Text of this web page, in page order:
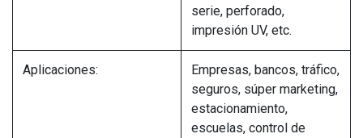
serie, perforado,
impresión UV, etc.
Aplicaciones:
Empresas, bancos, tráfico,
seguros, súper marketing,
estacionamiento,
escuelas, control de